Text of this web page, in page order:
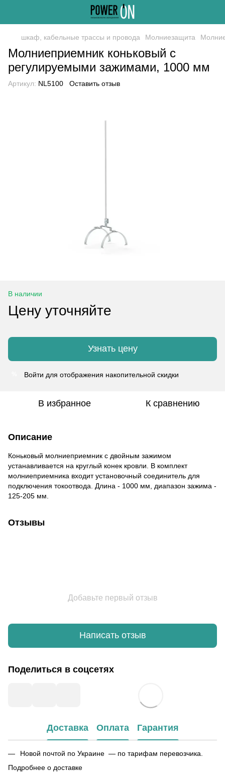
шкаф, кабельные трассы и провода Молниезащита
Молниеприемник коньковый с
регулируемыми зажимами, 1000 мм
Артикул: NL5100 Оставить отзыв
В наличии
Цену уточняйте
Узнать цену
Войти для отображения накопительной скидки
В избранное К сравнению
Описание
Коньковый молниеприемник с двойным зажимом
устанавливается на круглый конек кровли. В комплект
молниеприемника входит установочный соединитель для
подключения токоотвода. Длина - 1000 мм, диапазон зажима -
125-205 мм.
Отзывы
Добавьте первый отзыв
Написать отзыв
Поделиться в соцсетях
Доставка Оплата Гарантия
Новой почтой по Украине — по тарифам перевозчика.
Подробнее о доставке